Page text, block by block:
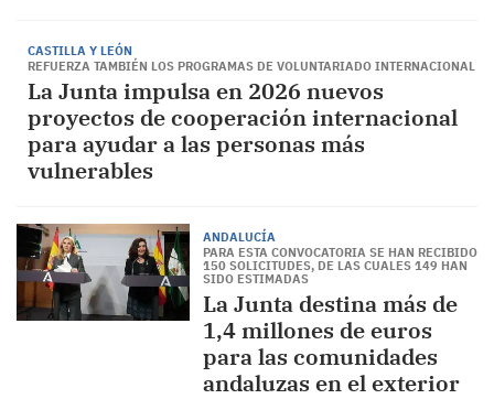
CASTILLA Y LEÓN
REFUERZA TAMBIÉN LOS PROGRAMAS DE VOLUNTARIADO INTERNACIONAL
La Junta impulsa en 2026 nuevos
proyectos de cooperación internacional
para ayudar a las personas más
vulnerables
ANDALUCÍA
PARA ESTA CONVOCATORIA SE HAN RECIBIDO
150 SOLICITUDES, DE LAS CUALES 149 HAN
SIDO ESTIMADAS
La Junta destina más de
1,4 millones de euros
para las comunidades
andaluzas en el exterior